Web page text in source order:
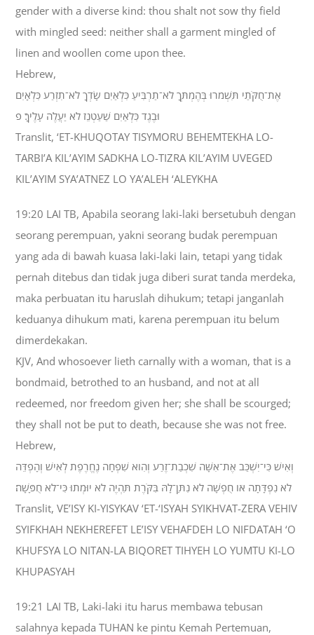
gender with a diverse kind: thou shalt not sow thy field
with mingled seed: neither shall a garment mingled of
linen and woollen come upon thee.
Hebrew,
אֶת־חֻקֹּתַי תִּשְׁמֹרוּ בְּהֶמְתְּךָ לֹא־תַרְבִּיעַ כִּלְאַיִם שָׂדְךָ לֹא־תִזְרַע כִּלְאָיִם
וּבֶגֶד כִּלְאַיִם שַׁעַטְנֵז לֹא יַעֲלֶה עָלֶיךָ׃ פ
Translit, ‘ET-KHUQOTAY TISYMORU BEHEMTEKHA LO-
TARBI’A KIL’AYIM SADKHA LO-TIZRA KIL’AYIM UVEGED
KIL’AYIM SYA’ATNEZ LO YA’ALEH ‘ALEYKHA
19:20 LAI TB, Apabila seorang laki-laki bersetubuh dengan
seorang perempuan, yakni seorang budak perempuan
yang ada di bawah kuasa laki-laki lain, tetapi yang tidak
pernah ditebus dan tidak juga diberi surat tanda merdeka,
maka perbuatan itu haruslah dihukum; tetapi janganlah
keduanya dihukum mati, karena perempuan itu belum
dimerdekakan.
KJV, And whosoever lieth carnally with a woman, that is a
bondmaid, betrothed to an husband, and not at all
redeemed, nor freedom given her; she shall be scourged;
they shall not be put to death, because she was not free.
Hebrew,
וְאִישׁ כִּי־יִשְׁכַּב אֶת־אִשָּׁה שִׁכְבַת־זֶרַע וְהִוא שִׁפְחָה נֶחֱרֶפֶת לְאִישׁ וְהָפְדֵּה
לֹא נִפְדָּתָה אֹו חֻפְשָׁה לֹא נִתַּן־לָהּ בִּקֹּרֶת תִּהְיֶה לֹא יוּמְתוּ כִּי־לֹא חֻפָּשָׁה׃
Translit, VE’ISY KI-YISYKAV ‘ET-‘ISYAH SYIKHVAT-ZERA VEHIV
SYIFKHAH NEKHEREFET LE’ISY VEHAFDEH LO NIFDATAH ‘O
KHUFSYA LO NITAN-LA BIQORET TIHYEH LO YUMTU KI-LO
KHUPASYAH
19:21 LAI TB, Laki-laki itu harus membawa tebusan
salahnya kepada TUHAN ke pintu Kemah Pertemuan,